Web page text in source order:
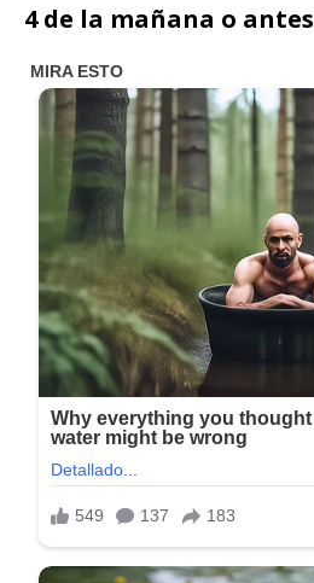
4 de la mañana o antes